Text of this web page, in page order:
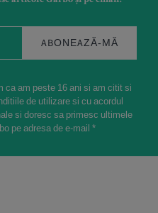
ABONEAZĂ-MĂ
ca am peste 16 ani si am citit si
de utilizare si cu acordul
si doresc sa primesc ultimele
pe adresa de e-mail *